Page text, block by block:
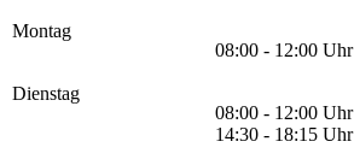
Montag
08:00 - 12:00 Uhr
Dienstag
08:00 - 12:00 Uhr
14:30 - 18:15 Uhr